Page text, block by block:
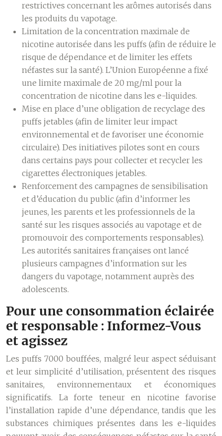
restrictives concernant les arômes autorisés dans
les produits du vapotage.
Limitation de la concentration maximale de
nicotine autorisée dans les puffs (afin de réduire le
risque de dépendance et de limiter les effets
néfastes sur la santé). L’Union Européenne a fixé
une limite maximale de 20 mg/ml pour la
concentration de nicotine dans les e-liquides.
Mise en place d’une obligation de recyclage des
puffs jetables (afin de limiter leur impact
environnemental et de favoriser une économie
circulaire). Des initiatives pilotes sont en cours
dans certains pays pour collecter et recycler les
cigarettes électroniques jetables.
Renforcement des campagnes de sensibilisation
et d’éducation du public (afin d’informer les
jeunes, les parents et les professionnels de la
santé sur les risques associés au vapotage et de
promouvoir des comportements responsables).
Les autorités sanitaires françaises ont lancé
plusieurs campagnes d’information sur les
dangers du vapotage, notamment auprès des
adolescents.
Pour une consommation éclairée
et responsable : Informez-Vous
et agissez
Les puffs 7000 bouffées, malgré leur aspect séduisant
et leur simplicité d’utilisation, présentent des risques
sanitaires, environnementaux et économiques
significatifs. La forte teneur en nicotine favorise
l’installation rapide d’une dépendance, tandis que les
substances chimiques présentes dans les e-liquides